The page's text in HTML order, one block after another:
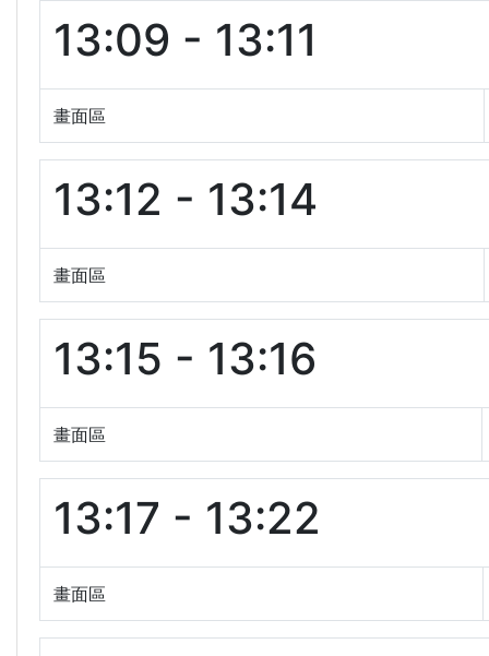
13:09 - 13:11
畫面區
13:12 - 13:14
畫面區
13:15 - 13:16
畫面區
13:17 - 13:22
畫面區